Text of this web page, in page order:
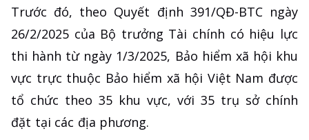
Trước đó, theo Quyết định 391/QĐ-BTC ngày
26/2/2025 của Bộ trưởng Tài chính có hiệu lực
thi hành từ ngày 1/3/2025, Bảo hiểm xã hội khu
vực trực thuộc Bảo hiểm xã hội Việt Nam được
tổ chức theo 35 khu vực, với 35 trụ sở chính
đặt tại các địa phương.